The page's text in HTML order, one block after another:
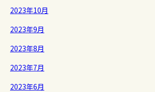
2023年10月
2023年9月
2023年8月
2023年7月
2023年6月